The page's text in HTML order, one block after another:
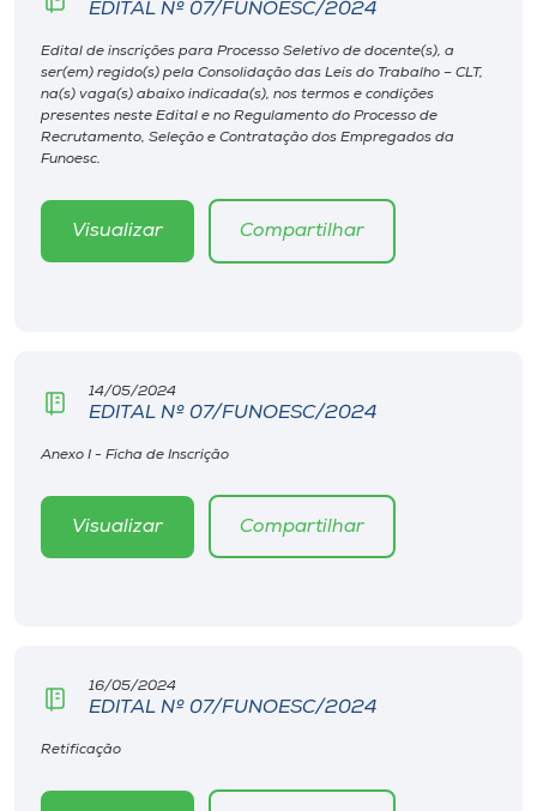
Rádio
Museu
Unoesc
EDITAL Nº 07/FUNOESC/2024
Edital de inscrições para Processo Seletivo de docente(s), a
ser(em) regido(s) pela Consolidação das Leis do Trabalho – CLT,
na(s) vaga(s) abaixo indicada(s), nos termos e condições
presentes neste Edital e no Regulamento do Processo de
Recrutamento, Seleção e Contratação dos Empregados da
Funoesc.
Visualizar Compartilhar
14/05/2024
EDITAL Nº 07/FUNOESC/2024
Anexo I - Ficha de Inscrição
Visualizar Compartilhar
16/05/2024
EDITAL Nº 07/FUNOESC/2024
Retificação